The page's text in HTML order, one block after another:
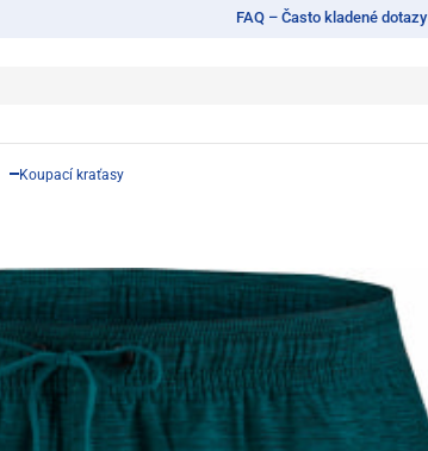
FAQ – Často kladené dotazy
Koupací kraťasy